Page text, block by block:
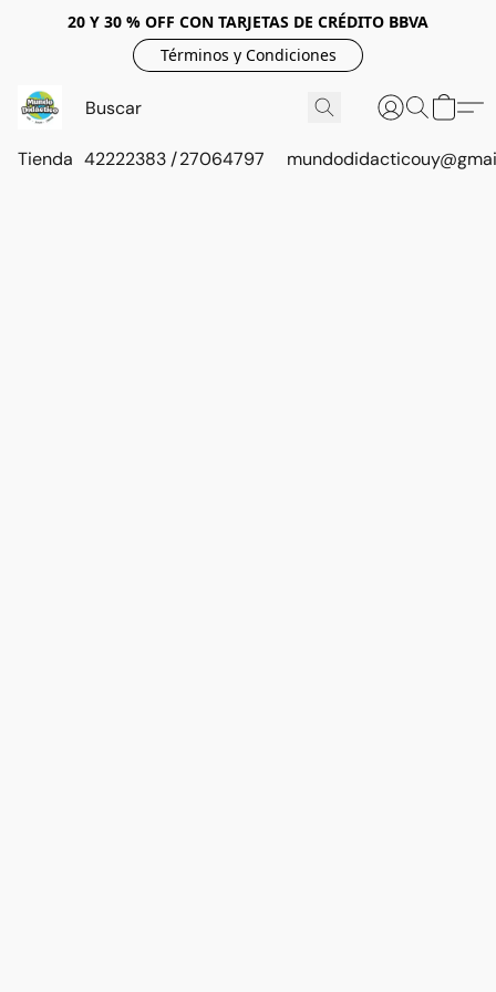
20 Y 30 % OFF CON TARJETAS DE CRÉDITO BBVA
Términos y Condiciones
Tienda 42222383 / 27064797